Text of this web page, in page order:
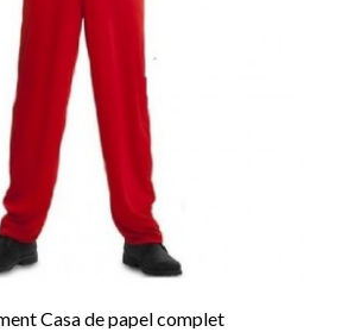
Casa de papel complet